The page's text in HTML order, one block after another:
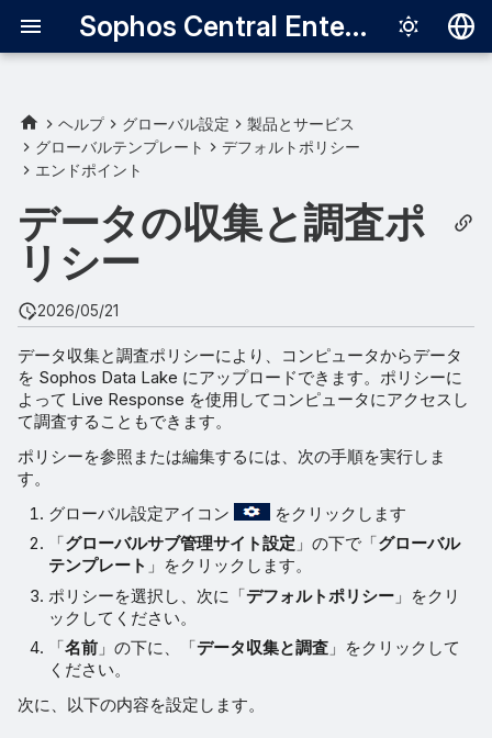
Sophos Central Enterprise
Italiano
Português
中文（繁體）
Live Response
Data Lake へのアップロード
ヘルプ グローバル設定
製品とサービス
グローバルテンプレート
デフォルトポリシー
エンドポイント
データの収集と調査ポ
リシー
2026/05/21
データ収集と調査ポリシーにより、コンピュータからデータ
を Sophos Data Lake にアップロードできます。ポリシーに
よって Live Response を使用してコンピュータにアクセスし
て調査することもできます。
ポリシーを参照または編集するには、次の手順を実行しま
す。
グローバル設定アイコン
をクリックします
「グローバルサブ管理サイト設定 」の下で「グローバル
テンプレート 」をクリックします。
ポリシーを選択し、次に「デフォルトポリシー 」をクリ
ックしてください。
「名前 」の下に、「データ収集と調査 」をクリックして
ください。
次に、以下の内容を設定します。